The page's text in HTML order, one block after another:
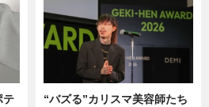
テ
“バズる”カリスマ美容師たち